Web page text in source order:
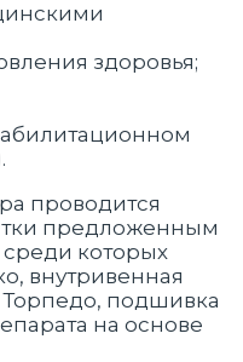
здоровья;
проводится
предложенным
которых
внутривенная
подшивка
на основе